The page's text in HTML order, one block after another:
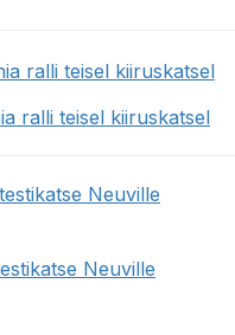
ralli teisel kiiruskatsel
Neuville